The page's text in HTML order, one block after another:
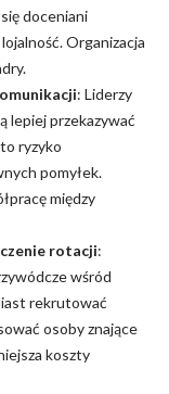
doceniani
Organizacja
: Liderzy
lepiej przekazywać
ryzyko
pomyłek.
między
rotacji:
wśród
rekrutować
osoby znające
koszty